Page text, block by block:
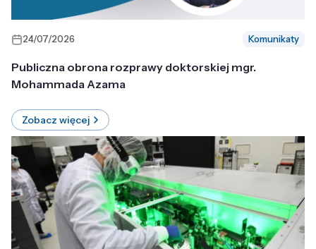
24/07/2026 Komunikaty
Publiczna obrona rozprawy doktorskiej mgr.
Mohammada Azama
Zobacz więcej